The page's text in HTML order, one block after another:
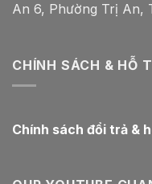
An 6, Phường Trị An,
CHÍNH SÁCH & HỖ
Chính sách đổi trả &